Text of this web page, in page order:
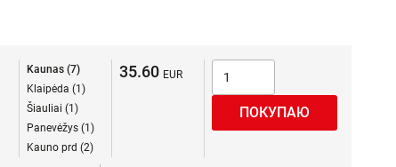
Kaunas (7)
Klaipėda (1)
Šiauliai (1)
Panevėžys (1)
Kauno prd (2)
35.60